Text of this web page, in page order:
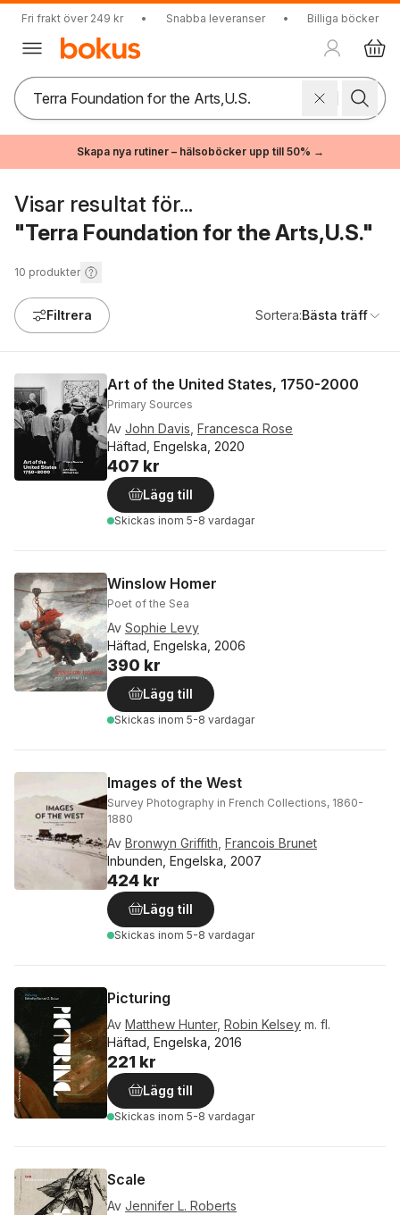
Fri frakt över 249 kr • Snabba leveranser • Billiga böcker
Skapa nya rutiner – hälsoböcker upp till 50% →
Visar resultat för...
"Terra Foundation for the Arts,U.S."
10 produkter
Filtrera Sortera:Bästa träff
Art of the United States, 1750-2000
Primary Sources
Av John Davis Francesca Rose
Häftad, Engelska, 2020
407 kr
Lägg till
Skickas inom 5-8 vardagar
Winslow Homer
Poet of the Sea
Av Sophie Levy
Häftad, Engelska, 2006
390 kr
Lägg till
Skickas inom 5-8 vardagar
Images of the West
Survey Photography in French Collections, 1860-
1880
Av Bronwyn Griffith Francois Brunet
Inbunden, Engelska, 2007
424 kr
Lägg till
Skickas inom 5-8 vardagar
Picturing
Av Matthew Hunter, Robin Kelsey m. fl.
Häftad, Engelska, 2016
221 kr
Lägg till
Skickas inom 5-8 vardagar
Scale
Av Jennifer L. Roberts